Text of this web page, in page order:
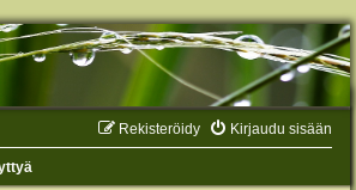
Kirjaudu sisään
Rekisteröidy